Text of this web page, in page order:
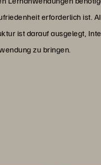
erforderlich ist.
ist darauf ausgelegt,
zu bringen.